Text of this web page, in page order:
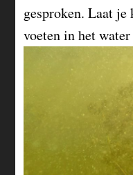
gesproken. Laat je
voeten in het